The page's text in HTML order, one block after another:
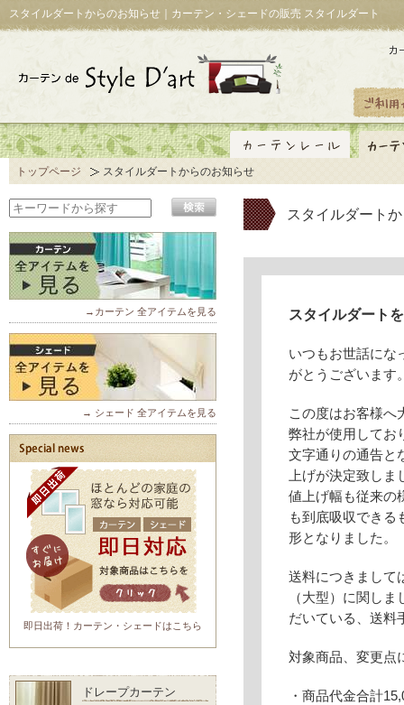
スタイルダートからのお知らせ｜カーテン・シェードの販売 スタイルダート
トップページ スタイルダートからのお知らせ
スタイルダート
スタイルダート
いつもお世話にな
がとうございます
この度はお客様へ
弊社が使用してお
文字通りの通告と
上げが決定致しま
値上げ幅も従来の
も到底吸収できる
形となりました。
送料につきまして
（大型）に関し
だいている、送料
対象商品、変更点
・商品代金合計
→カーテン 全アイテムを見る
→ シェード 全アイテムを見る
即日出荷！カーテン・シェードはこちら
ドレープカーテン